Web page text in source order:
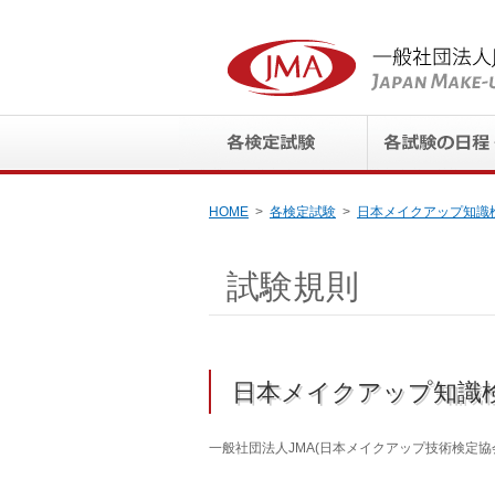
HOME 各検定試験 日本メイクアップ知識
試験規則
日本メイクアップ知
一般社団法人JMA(日本メイクアップ技術検定協